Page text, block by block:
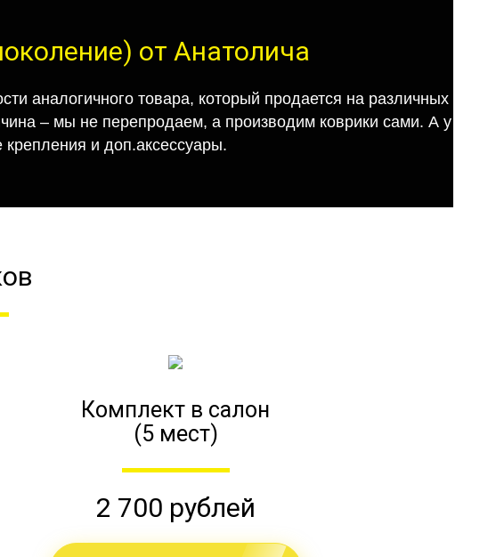
от Анатолича
аналогичного товара, который продается на различных
– мы не перепродаем, а производим коврики сами. А у
и доп.аксессуары.
Комплект в салон
(5 мест)
2 700 рублей